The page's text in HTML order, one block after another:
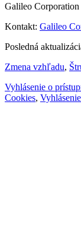
Galileo
Kontakt: Galileo
Posledná
Zmena vzhľadu,
Vyhlásenie o
Cookies,